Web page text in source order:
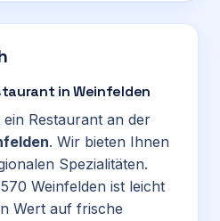
in Weinfelden
ein Restaurant an der
. Wir bieten Ihnen
Spezialitäten.
Weinfelden ist leicht
Wert auf frische